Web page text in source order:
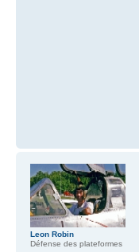
Leon Robin
Défense des plateformes